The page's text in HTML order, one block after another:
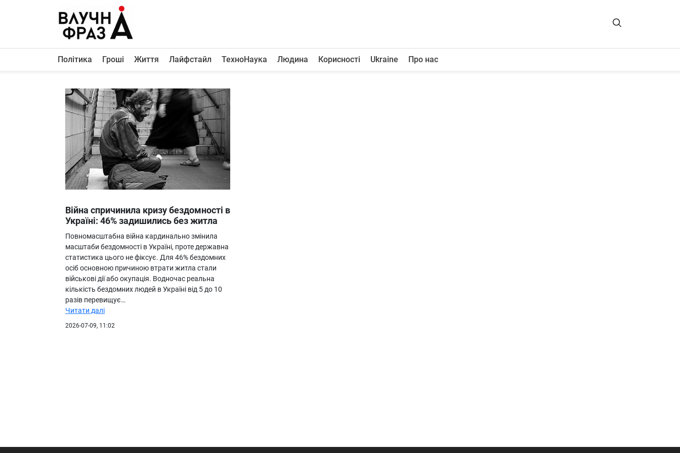
Політика
Життя
Лайфстайл
ТехноНаука
Людина
Корисності
Про нас
Політика Гроші Життя Лайфстайл ТехноНаука Людина Корисності Ukraine Про нас
Війна спричинила кризу бездомності в
Україні: 46% задишились без житла
Повномасштабна війна кардинально змінила
масштаби бездомності в Україні, проте державна
статистика цього не фіксує. Для 46% бездомних
осіб основною причиною втрати житла стали
військові дії або окупація. Водночас реальна
кількість бездомних людей в Україні від 5 до 10
разів перевищує…
Читати далі
2026-07-09, 11:02